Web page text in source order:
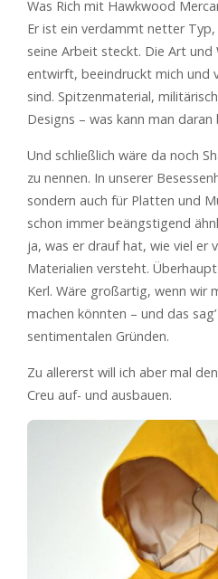
Was Rich mit Hawkwood
Er ist ein verdammt netter
seine Arbeit steckt. Die Art und
entwirft, beeindruckt mich und
sind. Spitzenmaterial,
Designs – was kann man
Und schließlich wäre da noch
zu nennen. In unserer
sondern auch für Platten und
schon immer beängstigend
ja, was er drauf hat, wie viel er
Materialien versteht.
Kerl. Wäre großartig, wenn wir
machen könnten – und das
sentimentalen Gründen.
Zu allererst will ich aber mal
Creu auf- und ausbauen.